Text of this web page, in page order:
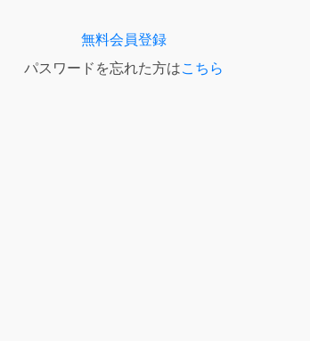
無料会員登録
パスワードを忘れた方はこちら